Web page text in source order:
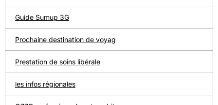
Guide Sumup 3G
Prochaine destination de voyag
Prestation de soins libérale
les infos régionales